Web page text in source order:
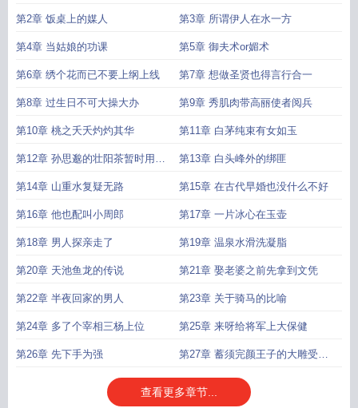
第2章 饭桌上的媒人 第3章 所谓伊人在水一方
第4章 当姑娘的功课 第5章 御夫术or媚术
第6章 绣个花而已不要上纲上线 第7章 想做圣贤也得言行合一
第8章 过生日不可大操大办 第9章 秀肌肉带高丽使者阅兵
第10章 桃之夭夭灼灼其华 第11章 白茅纯束有女如玉
第12章 孙思邈的壮阳茶暂时用不
上了
第13章 白头峰外的绑匪
第14章 山重水复疑无路 第15章 在古代早婚也没什么不好
第16章 他也配叫小周郎 第17章 一片冰心在玉壶
第18章 男人探亲走了 第19章 温泉水滑洗凝脂
第20章 天池鱼龙的传说 第21章 娶老婆之前先拿到文凭
第22章 半夜回家的男人 第23章 关于骑马的比喻
第24章 多了个宰相三杨上位 第25章 来呀给将军上大保健
第26章 先下手为强 第27章 蓄须完颜王子的大雕受伤
了
查看更多章节...